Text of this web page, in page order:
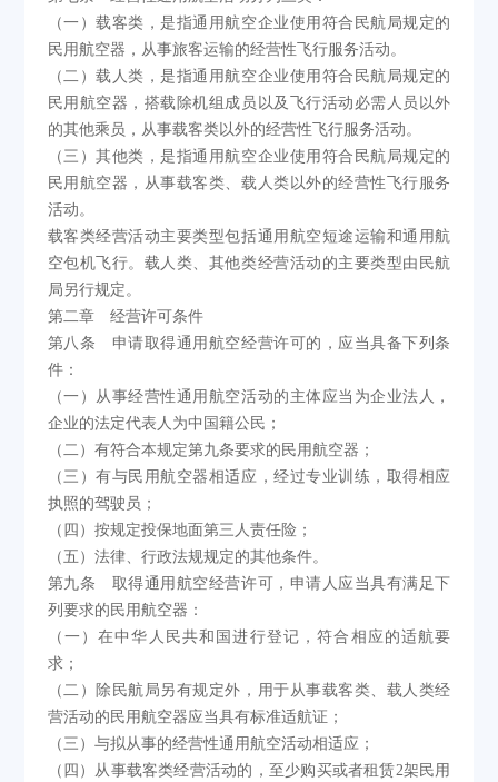
（一）载客类，是指通用航空企业使用符合民航局规定的
民用航空器，从事旅客运输的经营性飞行服务活动。
（二）载人类，是指通用航空企业使用符合民航局规定的
民用航空器，搭载除机组成员以及飞行活动必需人员以外
的其他乘员，从事载客类以外的经营性飞行服务活动。
（三）其他类，是指通用航空企业使用符合民航局规定的
民用航空器，从事载客类、载人类以外的经营性飞行服务
活动。
载客类经营活动主要类型包括通用航空短途运输和通用航
空包机飞行。载人类、其他类经营活动的主要类型由民航
局另行规定。
第二章 经营许可条件
第八条 申请取得通用航空经营许可的，应当具备下列条
件：
（一）从事经营性通用航空活动的主体应当为企业法人，
企业的法定代表人为中国籍公民；
（二）有符合本规定第九条要求的民用航空器；
（三）有与民用航空器相适应，经过专业训练，取得相应
执照的驾驶员；
（四）按规定投保地面第三人责任险；
（五）法律、行政法规规定的其他条件。
第九条 取得通用航空经营许可，申请人应当具有满足下
列要求的民用航空器：
（一）在中华人民共和国进行登记，符合相应的适航要
求；
（二）除民航局另有规定外，用于从事载客类、载人类经
营活动的民用航空器应当具有标准适航证；
（三）与拟从事的经营性通用航空活动相适应；
（四）从事载客类经营活动的，至少购买或者租赁2架民用